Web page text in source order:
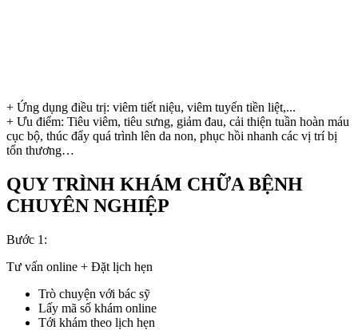
+ Ứng dụng điều trị: viêm tiết niệu, viêm tuyến tiền liệt,...
+ Ưu điểm: Tiêu viêm, tiêu sưng, giảm đau, cải thiện tuần hoàn máu
cục bộ, thúc đẩy quá trình lên da non, phục hồi nhanh các vị trí bị
tổn thương…
QUY TRÌNH KHÁM CHỮA BỆNH
CHUYÊN NGHIỆP
Bước 1:
Tư vấn online + Đặt lịch hẹn
Trò chuyện với bác sỹ
Lấy mã số khám online
Tới khám theo lịch hẹn